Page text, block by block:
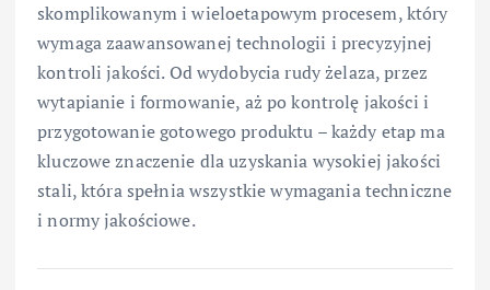
skomplikowanym i wieloetapowym procesem, który
wymaga zaawansowanej technologii i precyzyjnej
kontroli jakości. Od wydobycia rudy żelaza, przez
wytapianie i formowanie, aż po kontrolę jakości i
przygotowanie gotowego produktu – każdy etap ma
kluczowe znaczenie dla uzyskania wysokiej jakości
stali, która spełnia wszystkie wymagania techniczne
i normy jakościowe.